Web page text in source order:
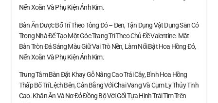
Nến Xoắn Và Phụ Kiện Ánh Kim.
Bàn Ăn Được Bố Trí Theo Tông Đỏ – Đen, Tận Dụng Vật Dụng Sẵn Có
Trong Nhà Để Tạo Một Góc Trang Trí Theo Chủ Đề Valentine. Mặt
Bàn Tròn Đá Sáng Màu Giữ Vai Trò Nền, Làm Nổi Bật Hoa Hồng Đỏ,
Nến Xoắn Và Phụ Kiện Ánh Kim.
Trung Tâm Bàn Đặt Khay Gỗ Nâng Cao Trái Cây, Bình Hoa Hồng
Thấp Bố Trí Lệch Bên, Cân Bằng Với Chai Vang Và Cụm Ly Thủy Tinh
Cao. Khăn Ăn Và Nơ Đỏ Đồng Bộ Với Gối Tựa Hình Trái Tim Trên